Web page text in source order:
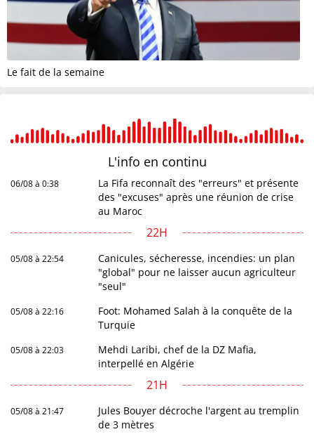
Le fait de la semaine
L'info en continu
06/08 à 0:38
La Fifa reconnaît des "erreurs" et présente
des "excuses" après une réunion de crise
au Maroc
22H
05/08 à 22:54
Canicules, sécheresse, incendies: un plan
"global" pour ne laisser aucun agriculteur
"seul"
05/08 à 22:16
Foot: Mohamed Salah à la conquête de la
Turquie
05/08 à 22:03
Mehdi Laribi, chef de la DZ Mafia,
interpellé en Algérie
21H
05/08 à 21:47
Jules Bouyer décroche l'argent au tremplin
de 3 mètres